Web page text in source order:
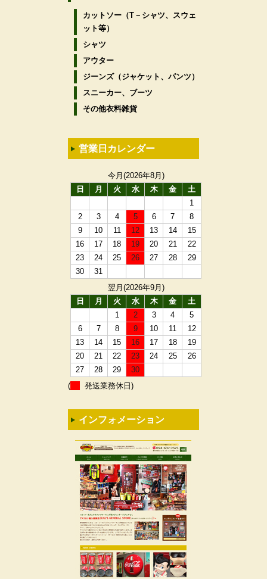
カットソー（T－シャツ、スウェ
ット等）
シャツ
アウター
ジーンズ（ジャケット、パンツ）
スニーカー、ブーツ
その他衣料雑貨
営業日カレンダー
今月(2026年8月)
日
月 火 水 木 金
土
1
2
3 4 5 6 7
8
9
10 11 12 13 14
15
16
17 18 19 20 21
22
23
24 25 26 27 28
29
30
31
翌月(2026年9月)
日
月 火 水 木 金
土
1
2 3 4
5
6
7 8 9 10 11
12
13
14 15 16 17 18
19
20
21 22 23 24 25
26
27
28 29
30
(
発送業務休日)
インフォメーション